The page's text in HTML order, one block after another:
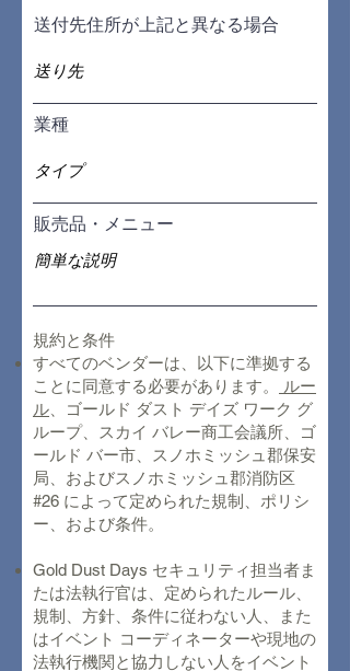
送付先住所が上記と異なる場合
業種
販売品・メニュー
規約と条件
すべてのベンダーは、以下に準拠する
ことに同意する必要があります。
ルー
ル 、ゴールド ダスト デイズ ワーク グ
ループ、スカイ バレー商工会議所、ゴ
ールド バー市、スノホミッシュ郡保安
局、およびスノホミッシュ郡消防区
#26 によって定められた規制、ポリシ
ー、および条件。
Gold Dust Days セキュリティ担当者ま
たは法執行官は、定められたルール、
規制、方針、条件に従わない人、また
はイベント コーディネーターや現地の
法執行機関と協力しない人をイベント